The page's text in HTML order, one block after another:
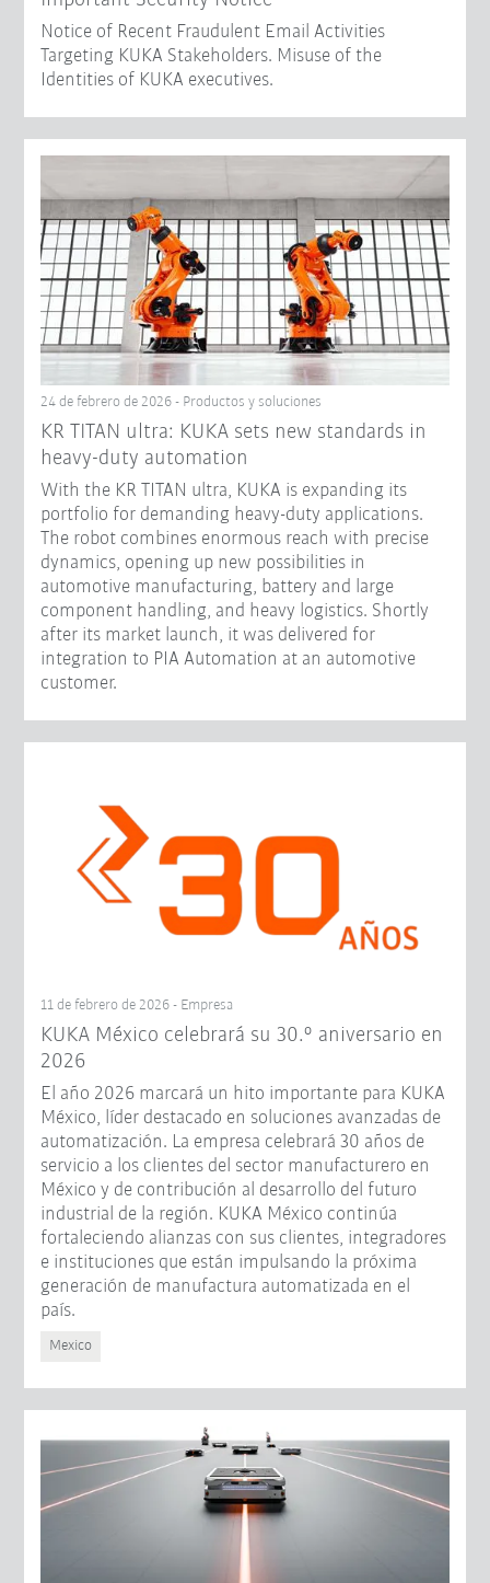
Notice of Recent Fraudulent Email Activities
Targeting KUKA Stakeholders. Misuse of the
Identities of KUKA executives.
24 de febrero de 2026 - Productos y soluciones
KR TITAN ultra: KUKA sets new standards in
heavy-duty automation
With the KR TITAN ultra, KUKA is expanding its
portfolio for demanding heavy-duty applications.
The robot combines enormous reach with precise
dynamics, opening up new possibilities in
automotive manufacturing, battery and large
component handling, and heavy logistics. Shortly
after its market launch, it was delivered for
integration to PIA Automation at an automotive
customer.
11 de febrero de 2026 - Empresa
KUKA México celebrará su 30.º aniversario en
2026
El año 2026 marcará un hito importante para KUKA
México, líder destacado en soluciones avanzadas de
automatización. La empresa celebrará 30 años de
servicio a los clientes del sector manufacturero en
México y de contribución al desarrollo del futuro
industrial de la región. KUKA México continúa
fortaleciendo alianzas con sus clientes, integradores
e instituciones que están impulsando la próxima
generación de manufactura automatizada en el
país.
Mexico